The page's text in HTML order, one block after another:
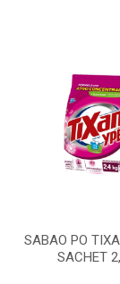
SABAO PO
SACHET